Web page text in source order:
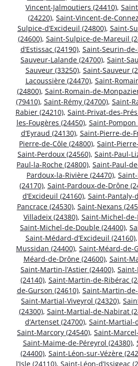
Vincent-Jalmoutiers (24410),
(24220), Saint-Vincent-de-
Sulpice-d’Excideuil (24800), Saint-
(24600), Saint-Sulpice-de-Mareuil
d’Estissac (24190), Saint-Seurin-
Sauveur-Lalande (24700), Saint-
Sauveur (33250), Saint-Sauveur
Lacoussière (24470), Saint-
(24800), Saint-Romain-de-
(79410), Saint-Rémy (24700), Saint-
Rabier (24210), Saint-Privat-des-
les-Fougères (24450), Saint-Pompon
d’Eyraud (24130), Saint-Pierre-de-
Pierre-de-Côle (24800), Saint-
Saint-Perdoux (24560), Saint-Paul-
Paul-la-Roche (24800), Saint-Paul-
Pardoux-la-Rivière (24470),
(24170), Saint-Pardoux-de-Drône
d’Excideuil (24160), Saint-Pantaly-
Pancrace (24530), Saint-Nexans
Villadeix (24380), Saint-Michel-
Saint-Michel-de-Double (24400),
Saint-Médard-d’Excideuil (24160),
Mussidan (24400), Saint-Méard-de-
Méard-de-Drône (24600), Saint-
Saint-Martin-l’Astier (24400),
(24140), Saint-Martin-de-Ribérac
de-Gurson (24610), Saint-Martin-de-
Saint-Martial-Viveyrol (24320),
(24300), Saint-Martial-de-Nabirat
d’Artenset (24700), Saint-Martial-
Saint-Marcory (24540), Saint-
Saint-Maime-de-Péreyrol (24380),
(24400), Saint-Léon-sur-Vézère
l’Isle (24110), Saint-Léon-d’Issigeac